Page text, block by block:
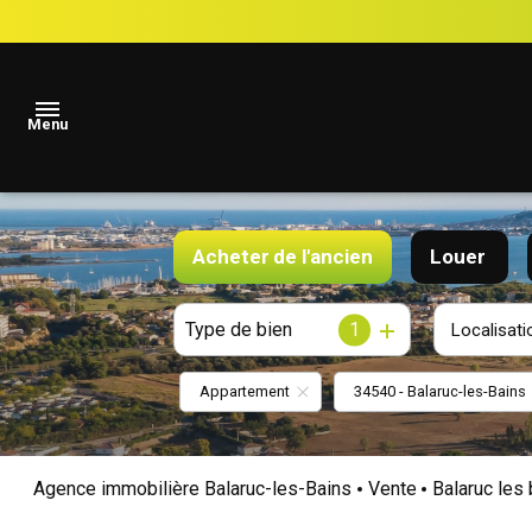
Menu
accueil
Locations
Vacances
locations
annuelles
Acheterde l'ancien
De l'ancien
Louer
à
En
Type de bien 1
Appartement 34540 - Balaruc-les-Bains
Agence immobilière Balaruc-les-Bains Vente Balaruc les